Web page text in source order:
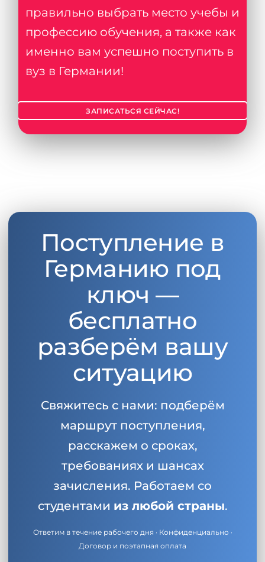
правильно выбрать место учебы и
профессию обучения, а также как
именно вам успешно поступить в
вуз в Германии!
ЗАПИСАТЬСЯ СЕЙЧАС!
Поступление в
Германию под
ключ —
бесплатно
разберём вашу
ситуацию
Свяжитесь с нами: подберём
маршрут поступления,
расскажем о сроках,
требованиях и шансах
зачисления. Работаем со
студентами из любой страны.
Ответим в течение рабочего дня · Конфиденциально ·
Договор и поэтапная оплата